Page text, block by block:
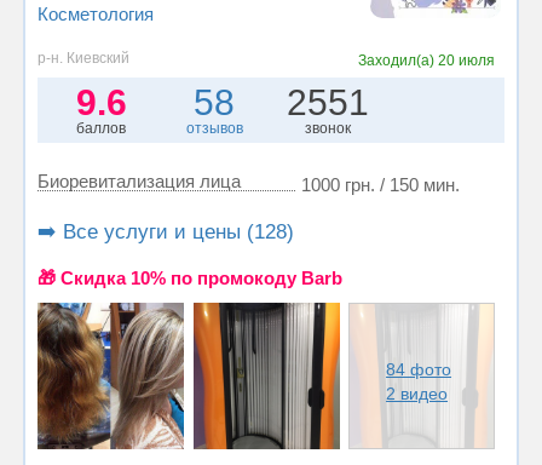
Косметология
р-н. Киевский Заходил(а)20 июля
9.6
баллов
58
отзывов
2551
звонок
Биоревитализация лица 1000 грн. / 150 мин.
➡️ Все услуги и цены (128)
🎁 Cкидка 10% по промокоду Barb
84 фото
2 видео